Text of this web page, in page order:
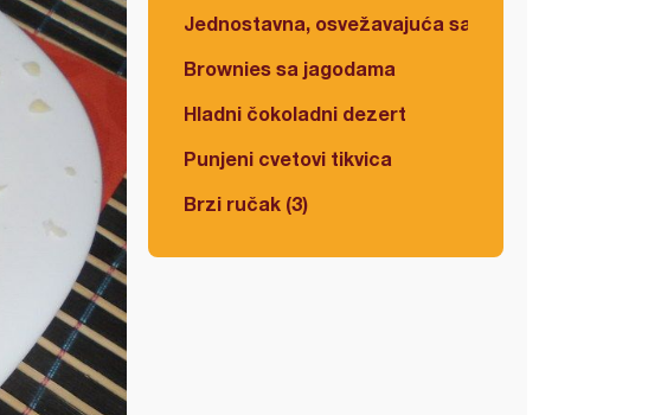
Jednostavna, osvežavajuća salata
Brownies sa jagodama
Hladni čokoladni dezert
Punjeni cvetovi tikvica
Brzi ručak (3)